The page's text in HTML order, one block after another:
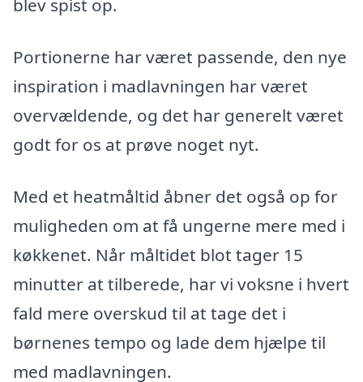
blev spist op.
Portionerne har været passende, den nye
inspiration i madlavningen har været
overvældende, og det har generelt været
godt for os at prøve noget nyt.
Med et heatmåltid åbner det også op for
muligheden om at få ungerne mere med i
køkkenet. Når måltidet blot tager 15
minutter at tilberede, har vi voksne i hvert
fald mere overskud til at tage det i
børnenes tempo og lade dem hjælpe til
med madlavningen.